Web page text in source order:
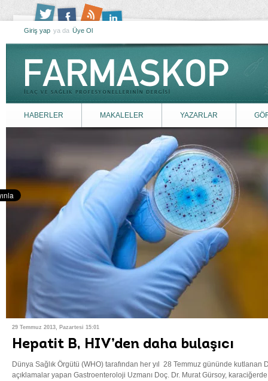
Giriş yap ya da Üye Ol
HABERLER MAKALELER YAZARLAR
29 Temmuz 2013, Pazartesi 15:01
Hepatit B, HIV’den daha bulaşıcı
Dünya Sağlık Örgütü (WHO) tarafından her yıl 28 Temmuz gününde
açıklamalar yapan Gastroenteroloji Uzmanı Doç. Dr. Murat Gürsoy,